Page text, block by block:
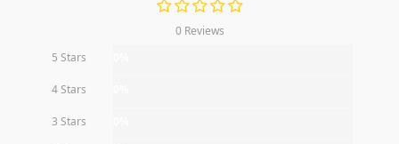
0 Reviews
5 Stars
4 Stars
3 Stars